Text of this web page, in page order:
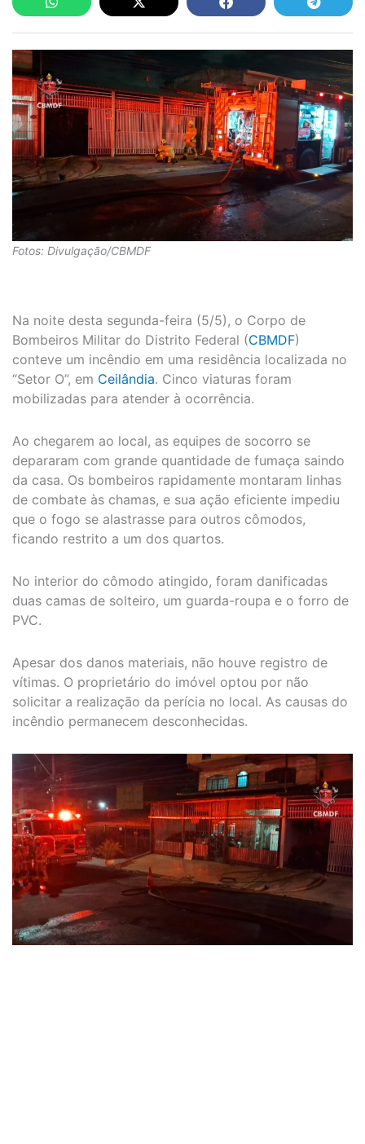
Fotos: Divulgação/CBMDF
Na noite desta segunda-feira (5/5), o Corpo de
Bombeiros Militar do Distrito Federal (CBMDF)
conteve um incêndio em uma residência localizada no
“Setor O”, em Ceilândia. Cinco viaturas foram
mobilizadas para atender à ocorrência.
Ao chegarem ao local, as equipes de socorro se
depararam com grande quantidade de fumaça saindo
da casa. Os bombeiros rapidamente montaram linhas
de combate às chamas, e sua ação eficiente impediu
que o fogo se alastrasse para outros cômodos,
ficando restrito a um dos quartos.
No interior do cômodo atingido, foram danificadas
duas camas de solteiro, um guarda-roupa e o forro de
PVC.
Apesar dos danos materiais, não houve registro de
vítimas. O proprietário do imóvel optou por não
solicitar a realização da perícia no local. As causas do
incêndio permanecem desconhecidas.